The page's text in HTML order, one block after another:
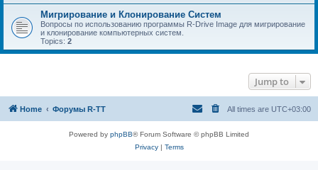
Мигрирование и Клонирование Систем
Вопросы по использованию программы R-Drive Image для мигрирование
и клонирование компьютерных систем.
Topics: 2
Jump to
Home Форумы R-TT All times are UTC+03:00
Powered by phpBB® Forum Software © phpBB Limited
Privacy| Terms